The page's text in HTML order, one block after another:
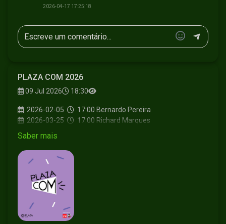
2026-04-17 17:25:18
PLAZA COM 2026
09 Jul 2026 18:30
2026-02-05 17:00 Bernardo Pereira
2026-03-25
17:00 Richard Marques
2026-04-16
2026-06-24
2026-07-09
Saber mais